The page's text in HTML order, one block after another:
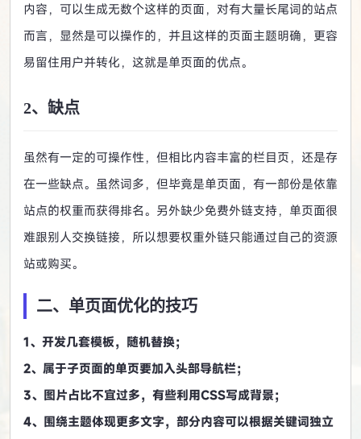
内容，可以生成无数个这样的页面，对有大量长尾词的站点
而言，显然是可以操作的，并且这样的页面主题明确，更容
易留住用户并转化，这就是单页面的优点。
2、缺点
虽然有一定的可操作性，但相比内容丰富的栏目页，还是存
在一些缺点。虽然词多，但毕竟是单页面，有一部份是依靠
站点的权重而获得排名。另外缺少免费外链支持，单页面很
难跟别人交换链接，所以想要权重外链只能通过自己的资源
站或购买。
二、单页面优化的技巧
1、开发几套模板，随机替换；
2、属于子页面的单页要加入头部导航栏；
3、图片占比不宜过多，有些利用CSS写成背景；
4、围绕主题体现更多文字，部分内容可以根据关键词独立